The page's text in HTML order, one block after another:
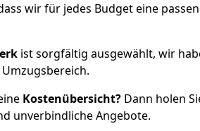
wir für jedes Budget eine
ist sorgfältig ausgewählt, wir
Kostenübersicht? Dann holen
unverbindliche Angebote.